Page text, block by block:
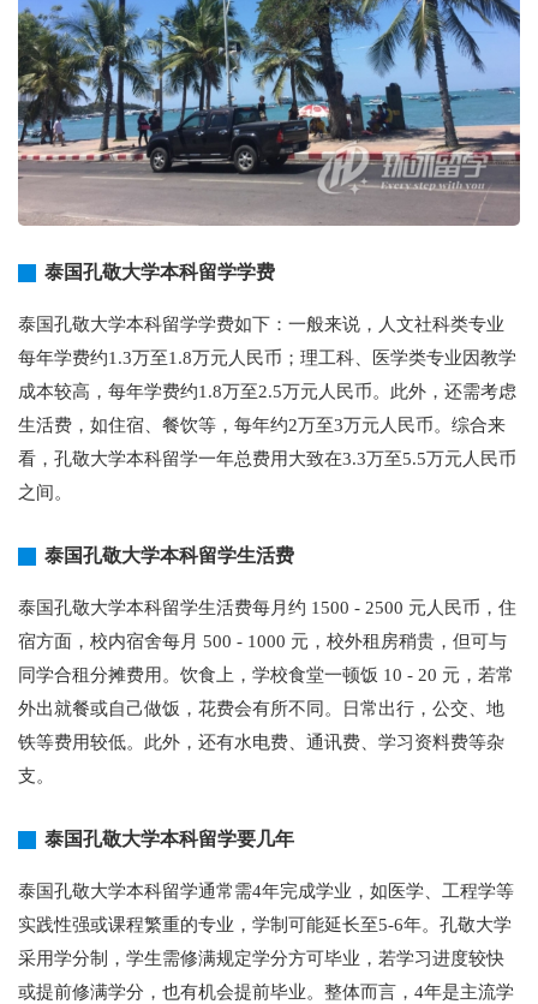
泰国孔敬大学本科留学学费
泰国孔敬大学本科留学学费如下：一般来说，人文社科类专业
每年学费约1.3万至1.8万元人民币；理工科、医学类专业因教学
成本较高，每年学费约1.8万至2.5万元人民币。此外，还需考虑
生活费，如住宿、餐饮等，每年约2万至3万元人民币。综合来
看，孔敬大学本科留学一年总费用大致在3.3万至5.5万元人民币
之间。
泰国孔敬大学本科留学生活费
泰国孔敬大学本科留学生活费每月约 1500 - 2500 元人民币，住
宿方面，校内宿舍每月 500 - 1000 元，校外租房稍贵，但可与
同学合租分摊费用。饮食上，学校食堂一顿饭 10 - 20 元，若常
外出就餐或自己做饭，花费会有所不同。日常出行，公交、地
铁等费用较低。此外，还有水电费、通讯费、学习资料费等杂
支。
泰国孔敬大学本科留学要几年
泰国孔敬大学本科留学通常需4年完成学业，如医学、工程学等
实践性强或课程繁重的专业，学制可能延长至5-6年。孔敬大学
采用学分制，学生需修满规定学分方可毕业，若学习进度较快
或提前修满学分，也有机会提前毕业。整体而言，4年是主流学